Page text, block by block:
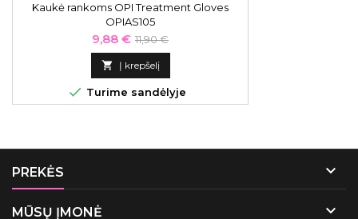
Kaukė rankoms OPI Treatment Gloves
OPIAS105
Kaina
9,88 € Bazinė
kaina
11,90 €
 Į krepšelį
 Turime sandėlyje
PREKĖS 
MŪSŲ ĮMONĖ 